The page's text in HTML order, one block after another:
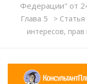
Федерации" от
Глава 5 >
интересов, прав